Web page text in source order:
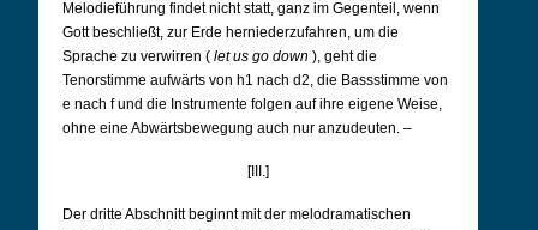
Melodieführung findet nicht statt, ganz im Gegenteil, wenn
Gott beschließt, zur Erde herniederzufahren, um die
Sprache zu verwirren ( let us go down ), geht die
Tenorstimme aufwärts von h1 nach d2, die Bassstimme von
e nach f und die Instrumente folgen auf ihre eigene Weise,
ohne eine Abwärtsbewegung auch nur anzudeuten. –
[III.]
Der dritte Abschnitt beginnt mit der melodramatischen